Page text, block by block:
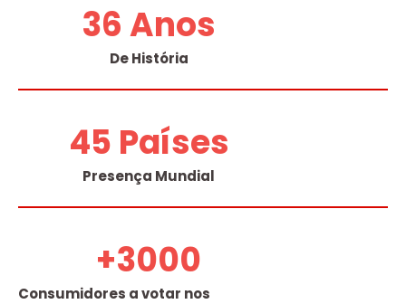
De História
36 Anos
Presença Mundial
45 Países
Consumidores a votar nos
+3000